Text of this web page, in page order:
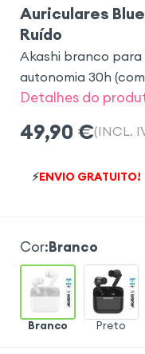
Auriculares
Ruído
Akashi branco
autonomia 30h
Detalhes do
49,90 €(INCL.
⚡ENVIO GRATUITO!
Cor:Branco
Branco Preto